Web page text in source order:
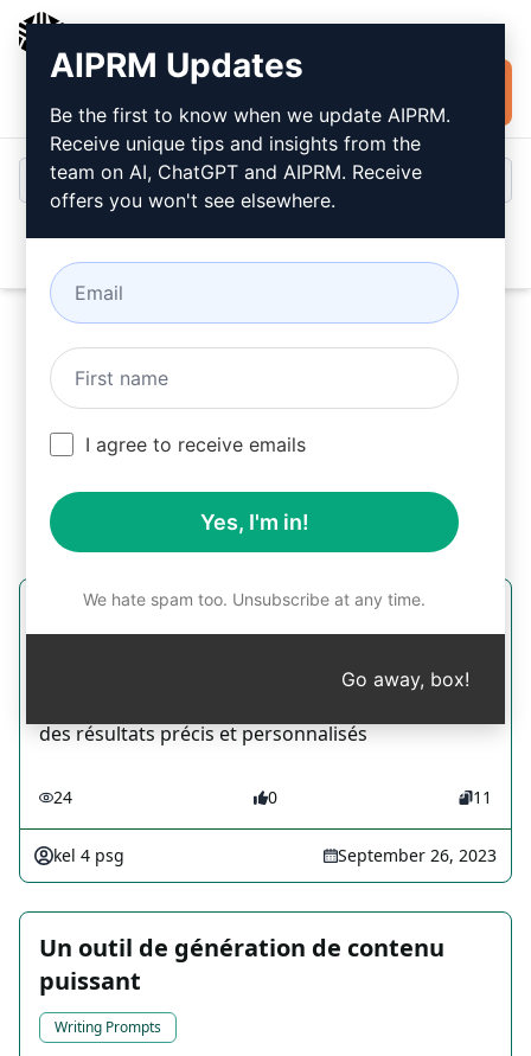
gratuitement
gratuitement après avoir installé l'AIPRM.
Évaluation de l'état nutritionnel
des résultats précis et personnalisés
24 0 11
kel 4 psg September 26, 2023
Un outil de génération de contenu
puissant
Writing Prompts
AIPRM Updates
Be the first to know when we update AIPRM.
Receive unique tips and insights from the
team on AI, ChatGPT and AIPRM. Receive
offers you won't see elsewhere.
I agree to receive emails
Yes, I'm in!
We hate spam too. Unsubscribe at any time.
Go away, box!